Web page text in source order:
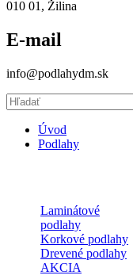
010 01, Žilina
E-mail
info@podlahydm.sk
Úvod
Podlahy
Laminátové
podlahy
Korkové podlahy
Drevené podlahy
AKCIA